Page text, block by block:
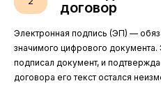
договор
Электронная подпись (ЭП) —
значимого цифрового документа.
подписал документ, и
договора его текст остался